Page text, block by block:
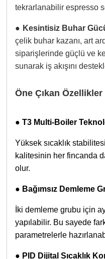
tekrarlanabilir espresso
● Kesintisiz Buhar
çelik buhar kazanı, art
siparişlerinde güçlü ve
sunarak iş akışını
Öne Çıkan Özellikler
● T3 Multi-Boiler
Yüksek sıcaklık
kalitesinin her fincanda
olur.
● Bağımsız Demleme
İki demleme grubu için
yapılabilir. Bu sayede
parametrelerle
● PID Dijital Sıcaklık